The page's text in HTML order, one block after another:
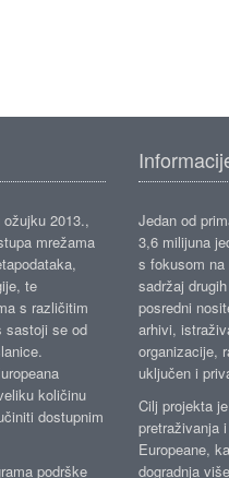
2013.,
mrežama
te
s različitim
sastoji se od
količinu
dostupnim
podrške
Jedan od
3,6 milijuna
s fokusom
sadržaj
posredni
arhivi,
organizacije,
uključen i
Cilj projekta
pretraživanja
Europeane,
dogradnja